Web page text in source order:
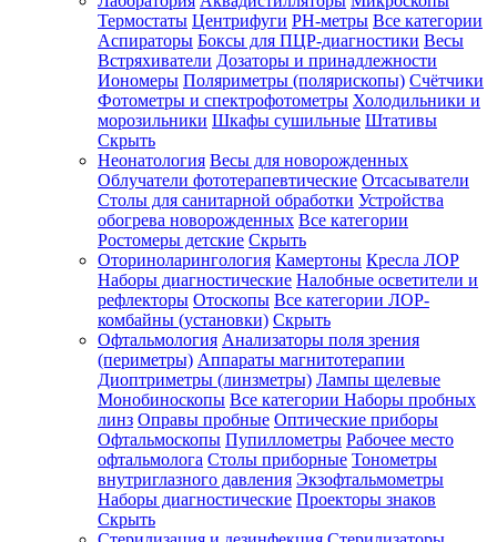
Термостаты Центрифуги PH-метры Все категории
Аспираторы Боксы для ПЦР-диагностики Весы
Встряхиватели Дозаторы и принадлежности
Иономеры Поляриметры (полярископы) Счётчики
Фотометры и спектрофотометры Холодильники и
морозильники Шкафы сушильные Штативы
Скрыть
Неонатология Весы для новорожденных
Облучатели фототерапевтические Отсасыватели
Столы для санитарной обработки Устройства
обогрева новорожденных Все категории
Ростомеры детские Скрыть
Оториноларингология Камертоны Кресла ЛОР
Наборы диагностические Налобные осветители и
рефлекторы Отоскопы Все категории ЛОР-
комбайны (установки) Скрыть
Офтальмология Анализаторы поля зрения
(периметры) Аппараты магнитотерапии
Диоптриметры (линзметры) Лампы щелевые
Монобиноскопы Все категории Наборы пробных
линз Оправы пробные Оптические приборы
Офтальмоскопы Пупиллометры Рабочее место
офтальмолога Столы приборные Тонометры
внутриглазного давления Экзофтальмометры
Наборы диагностические Проекторы знаков
Скрыть